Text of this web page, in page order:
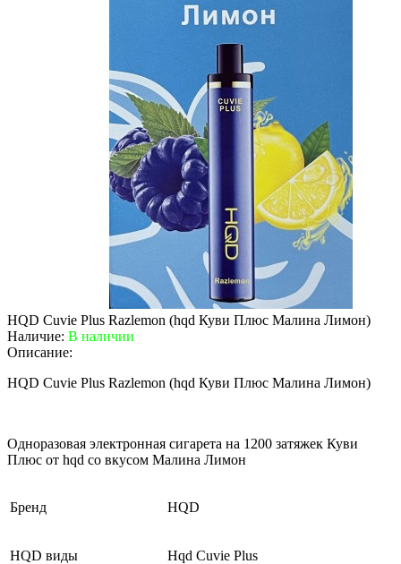
HQD Cuvie Plus Razlemon (hqd Куви Плюс Малина Лимон)
Наличие: В наличии
Описание:
HQD Cuvie Plus Razlemon (hqd Куви Плюс Малина Лимон)
Одноразовая электронная сигарета на 1200 затяжек Куви
Плюс от hqd со вкусом Малина Лимон
Бренд HQD
HQD виды Hqd Cuvie Plus